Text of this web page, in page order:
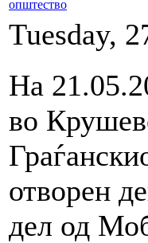
општество
Tuesday,
На
во
отворен
дел од